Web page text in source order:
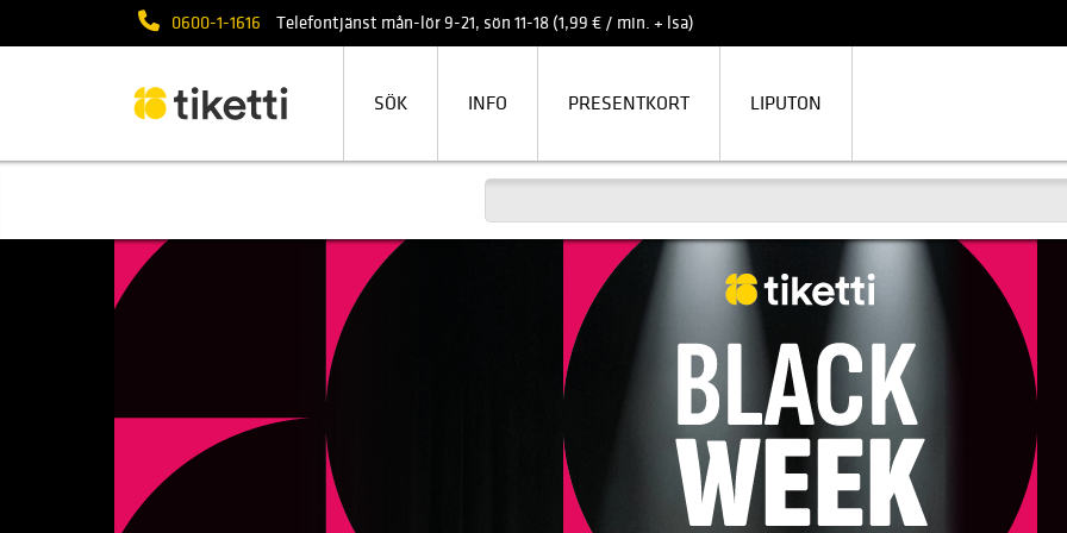
0600-1-1616 Telefontjänst mån-lör 9-21, sön 11-18 (1,99 € / min. + lsa)
SÖK INFO PRESENTKORT LIPUTON